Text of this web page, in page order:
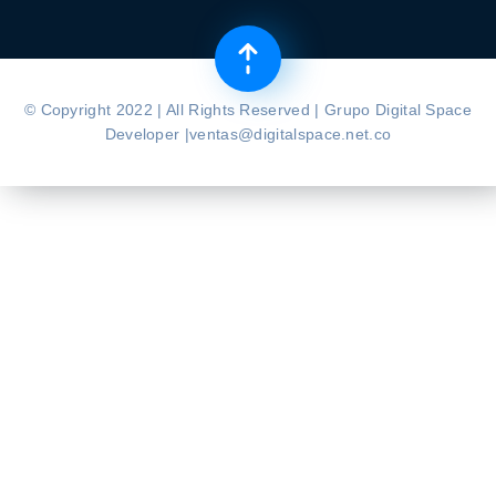
© Copyright 2022 | All Rights Reserved | Grupo Digital Space
Developer |ventas@digitalspace.net.co